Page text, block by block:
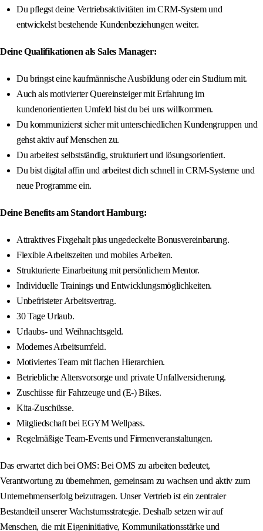
Du pflegst deine Vertriebsaktivitäten im CRM-System und
entwickelst bestehende Kundenbeziehungen weiter.
Deine Qualifikationen als Sales Manager:
Du bringst eine kaufmännische Ausbildung oder ein Studium mit.
Auch als motivierter Quereinsteiger mit Erfahrung im
kundenorientierten Umfeld bist du bei uns willkommen.
Du kommunizierst sicher mit unterschiedlichen Kundengruppen und
gehst aktiv auf Menschen zu.
Du arbeitest selbstständig, strukturiert und lösungsorientiert.
Du bist digital affin und arbeitest dich schnell in CRM-Systeme und
neue Programme ein.
Deine Benefits am Standort Hamburg:
Attraktives Fixgehalt plus ungedeckelte Bonusvereinbarung.
Flexible Arbeitszeiten und mobiles Arbeiten.
Strukturierte Einarbeitung mit persönlichem Mentor.
Individuelle Trainings und Entwicklungsmöglichkeiten.
Unbefristeter Arbeitsvertrag.
30 Tage Urlaub.
Urlaubs- und Weihnachtsgeld.
Modernes Arbeitsumfeld.
Motiviertes Team mit flachen Hierarchien.
Betriebliche Altersvorsorge und private Unfallversicherung.
Zuschüsse für Fahrzeuge und (E-) Bikes.
Kita-Zuschüsse.
Mitgliedschaft bei EGYM Wellpass.
Regelmäßige Team-Events und Firmenveranstaltungen.
Das erwartet dich bei OMS: Bei OMS zu arbeiten bedeutet,
Verantwortung zu übernehmen, gemeinsam zu wachsen und aktiv zum
Unternehmenserfolg beizutragen. Unser Vertrieb ist ein zentraler
Bestandteil unserer Wachstumsstrategie. Deshalb setzen wir auf
Menschen, die mit Eigeninitiative, Kommunikationsstärke und